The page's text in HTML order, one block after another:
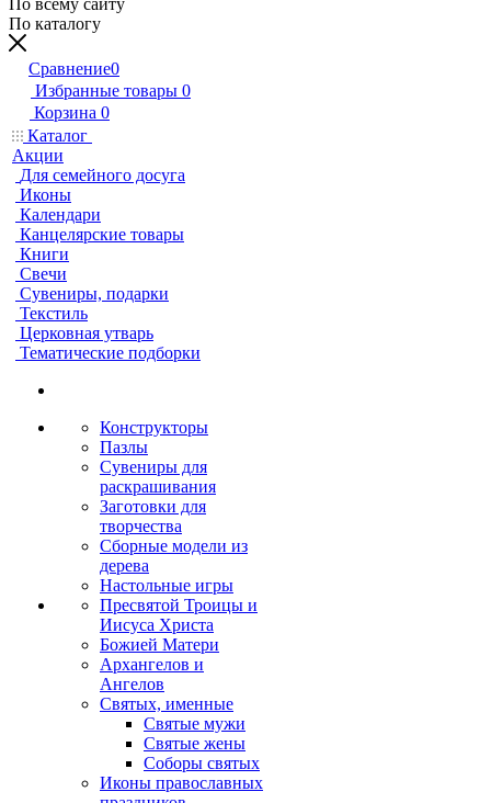
По всему сайту
По каталогу
Сравнение0
Избранные товары 0
Корзина 0
Каталог
Акции
Для семейного досуга
Иконы
Календари
Канцелярские товары
Книги
Свечи
Сувениры, подарки
Текстиль
Церковная утварь
Тематические подборки
Конструкторы
Пазлы
Сувениры для
раскрашивания
Заготовки для
творчества
Сборные модели из
дерева
Настольные игры
Пресвятой Троицы и
Иисуса Христа
Божией Матери
Архангелов и
Ангелов
Святых, именные
Святые мужи
Святые жены
Соборы святых
Иконы православных